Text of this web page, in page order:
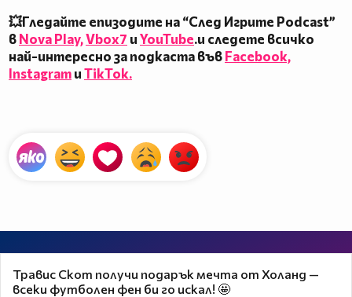
💥Гледайте епизодите на “След Игрите Podcast”
вNova Play,Vbox7 иYouTube.и следете всичко
най-интересно за подкаста въвFacebook,
InstagramиTikTok.
Травис Скот получи подарък мечта от Холанд —
всеки футболен фен би го искал! 🤩